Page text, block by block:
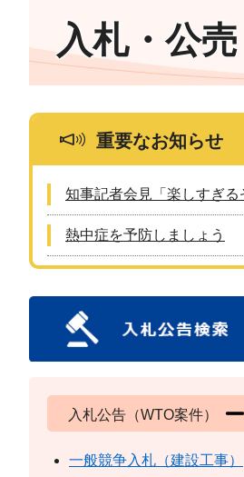
入札・公売
重要なお知らせ
知事記者会見「楽しすぎ
熱中症を予防しましょう
入札公告（WTO案件）
一般競争入札（建設工事）